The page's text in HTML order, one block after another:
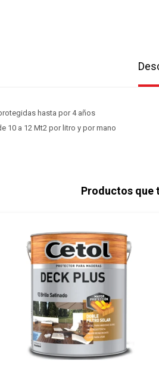
hasta por 4 años
10 a 12 Mt2 por litro y por mano
Productos que